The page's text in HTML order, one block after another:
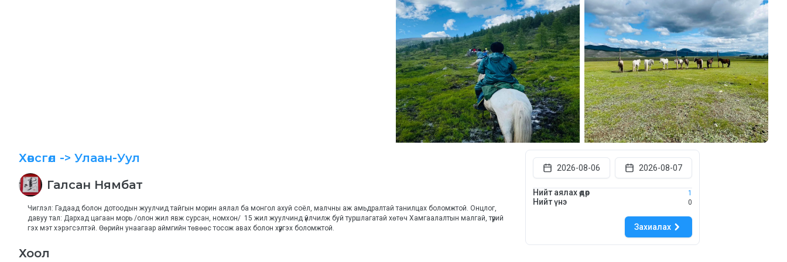
Хөвсгөл -> Улаан-Уул
Галсан Нямбат
Чиглэл: Гадаад болон дотоодын жуулчид тайгын морин аялал ба монгол ахуй соёл, малчны аж амьдралтай танилцах боломжтой. Онцлог,
давуу тал: Дархад цагаан морь /олон жил явж сурсан, номхон/  15 жил жуулчинд үйлчилж буй туршлагатай хөтөч Хамгаалалтын малгай, түрий
гэх мэт хэрэгсэлтэй. Өөрийн унаагаар аймгийн төвөөс тосож авах болон хүргэх боломжтой.
Хоол
2026-08-06 2026-08-07
Нийт аялах өдөр 1
Нийт үнэ 0
Захиалах